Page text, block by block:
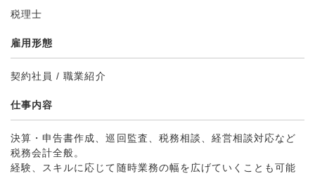
税理士
雇用形態
契約社員 / 職業紹介
仕事内容
決算・申告書作成、巡回監査、税務相談、経営相談対応など
税務会計全般。
経験、スキルに応じて随時業務の幅を広げていくことも可能